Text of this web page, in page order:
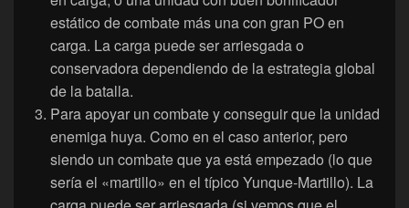
estático de combate más una con gran PO en
carga. La carga puede ser arriesgada o
conservadora dependiendo de la estrategia global
de la batalla.
Para apoyar un combate y conseguir que la unidad
enemiga huya. Como en el caso anterior, pero
siendo un combate que ya está empezado (lo que
sería el «martillo» en el típico Yunque-Martillo). La